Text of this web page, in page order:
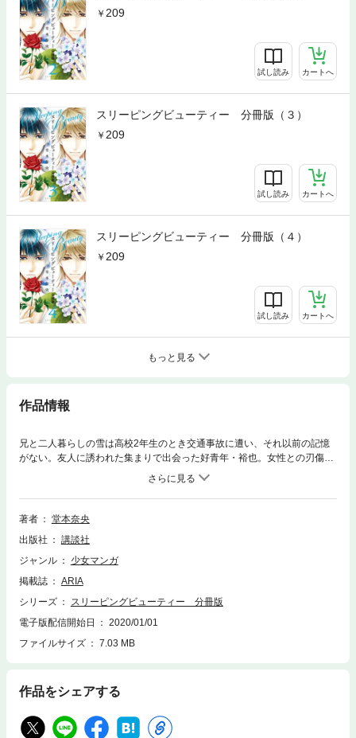
209
試し読み カートへ
スリーピングビューティー 分冊版（３）
209
試し読み カートへ
スリーピングビューティー 分冊版（４）
209
試し読み カートへ
もっと見る
作品情報
兄と二人暮らしの雪は高校2年生のとき交通事故に遭い、それ以前の記憶
がない。友人に誘われた集まりで出会った好青年・裕也。女性との刃傷沙
汰を起こしている現場で会ったぶっきらぼうで陰のある永嗣。対照的な二
人は親友同士だった。彼らが抱える悲劇的な過去に触れたことで、雪の封
印された記憶が紐解かれていくのだった…。果たして二人の男は天使？
それとも悪魔？ ジェットコースターラブサスペンス開幕！ ※第4話を収
著者
堂本奈央
出版社
講談社
ジャンル
少女マンガ
掲載誌
ARIA
シリーズ
スリーピングビューティー 分冊版
電子版配信開始日
2020/01/01
ファイルサイズ
7.03 MB
作品をシェアする